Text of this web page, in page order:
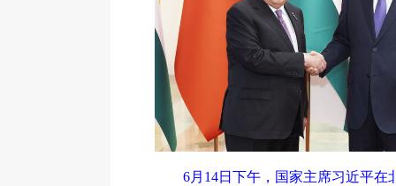
6月14日下午，国家主席习近平在